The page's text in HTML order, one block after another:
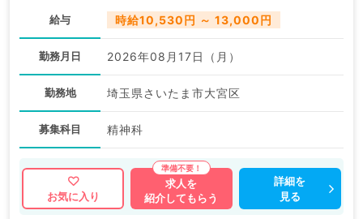
給与 時給10,530円 ～ 13,000円
勤務月日 2026年08月17日（月）
勤務地 埼玉県さいたま市大宮区
募集科目 精神科
お気に入り
求人を
紹介してもらう
詳細を
見る